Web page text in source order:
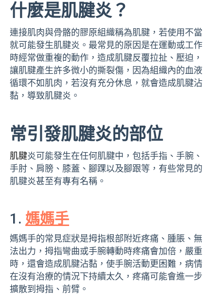
什麼是肌腱炎？
連接肌肉與骨骼的膠原組織稱為肌腱，若使用不當
就可能發生肌腱炎。最常見的原因是在運動或工作
時經常做重複的動作，造成肌腱反覆拉扯、壓迫，
讓肌腱產生許多微小的撕裂傷，因為組織內的血液
循環不如肌肉，若沒有充分休息，就會造成肌腱沾
黏，導致肌腱炎。
常引發肌腱炎的部位
肌腱炎可能發生在任何肌腱中，包括手指、手腕、
手肘、肩膀、膝蓋、腳踝以及腳跟等，有些常見的
肌腱炎甚至有專有名稱。
1. 媽媽手
媽媽手的常見症狀是拇指根部附近疼痛、腫脹、無
法出力，拇指彎曲或手腕轉動時疼痛會加倍，嚴重
時，還會造成肌腱沾黏，使手腕活動更困難，病情
在沒有治療的情況下持續太久，疼痛可能會進一步
擴散到拇指、前臂。